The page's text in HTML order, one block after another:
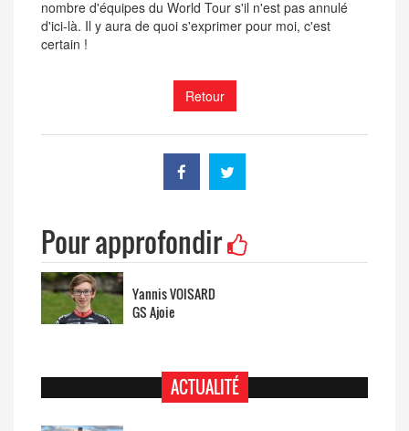
nombre d'équipes du World Tour s'il n'est pas annulé
d'ici-là. Il y aura de quoi s'exprimer pour moi, c'est
certain !
Retour
Pour approfondir
Yannis VOISARD
GS Ajoie
ACTUALITÉ